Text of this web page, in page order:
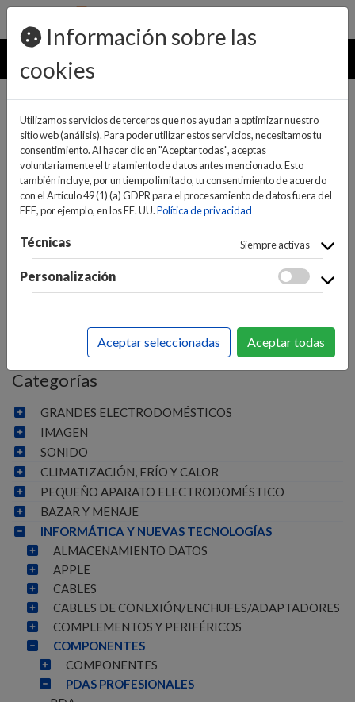
pedidos@ideaelectrodomesticos.com
924 047 836
MENU
INICIO>INFORMÁTICA Y NUEVAS TECNOLOGÍAS>
COMPONENTES
PDAS PROFESIONALES
Categorías
GRANDES ELECTRODOMÉSTICOS
IMAGEN
SONIDO
CLIMATIZACIÓN, FRÍO Y CALOR
PEQUEÑO APARATO ELECTRODOMÉSTICO
BAZAR Y MENAJE
INFORMÁTICA Y NUEVAS TECNOLOGÍAS
ALMACENAMIENTO DATOS
APPLE
CABLES
CABLES DE CONEXIÓN/ENCHUFES/ADAPTADORES
COMPLEMENTOS Y PERIFÉRICOS
COMPONENTES
COMPONENTES
PDAS PROFESIONALES
Información sobre las
cookies
Utilizamos servicios de terceros que nos ayudan a optimizar nuestro
sitio web (análisis). Para poder utilizar estos servicios, necesitamos tu
consentimiento. Al hacer clic en "Aceptar todas", aceptas
voluntariamente el tratamiento de datos antes mencionado. Esto
también incluye, por un tiempo limitado, tu consentimiento de acuerdo
con el Artículo 49 (1) (a) GDPR para el procesamiento de datos fuera del
EEE, por ejemplo, en los EE. UU.Política de privacidad
Técnicas Siempre activas
Personalización
Aceptar seleccionadas Aceptar todas